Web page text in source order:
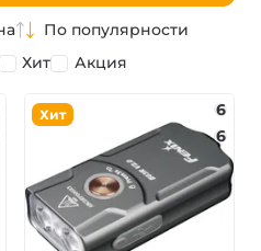
По популярности
Хит Акция
Хит
6
6